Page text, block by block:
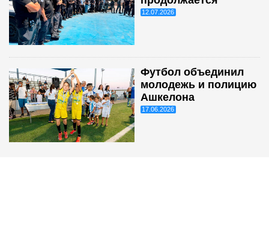
12.07.2026
Футбол объединил
молодежь и полицию
Ашкелона
17.06.2026